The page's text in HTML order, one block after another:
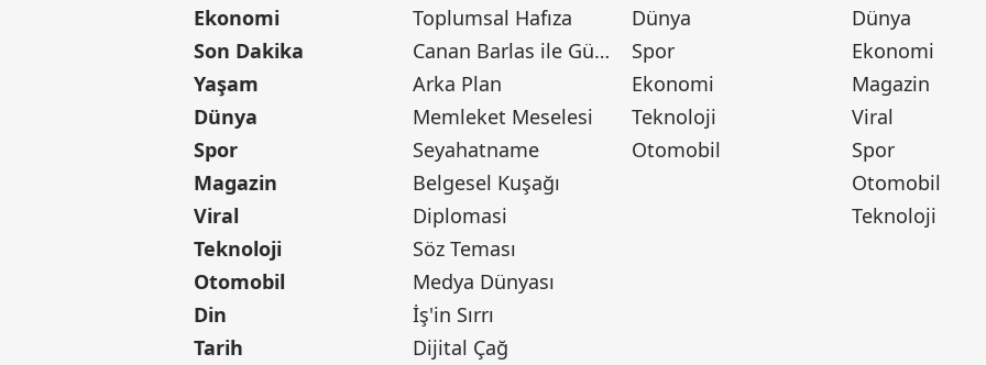
Ekonomi
Son Dakika
Yaşam
Dünya
Spor
Magazin
Viral
Teknoloji
Otomobil
Din
Tarih
Toplumsal Hafıza
Canan Barlas ile Gündem
Arka Plan
Memleket Meselesi
Seyahatname
Belgesel Kuşağı
Diplomasi
Söz Teması
Medya Dünyası
İş'in Sırrı
Dijital Çağ
Dünya
Spor
Ekonomi
Teknoloji
Otomobil
Dünya
Ekonomi
Magazin
Viral
Spor
Otomobil
Teknoloji